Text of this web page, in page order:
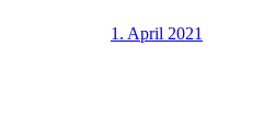
1. April 2021